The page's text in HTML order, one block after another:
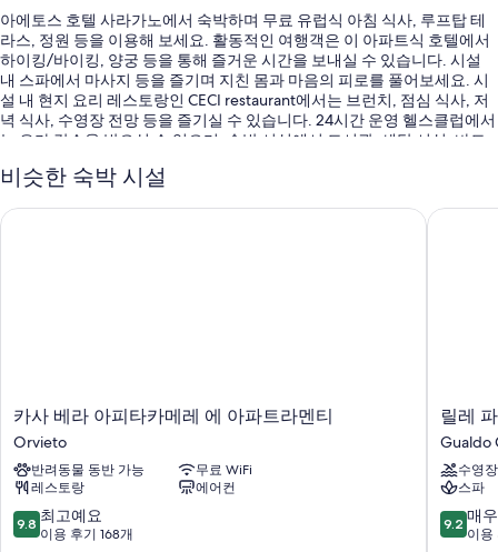
아에토스 호텔 사라가노에서 숙박하며 무료 유럽식 아침 식사, 루프탑 테
라스, 정원 등을 이용해 보세요. 활동적인 여행객은 이 아파트식 호텔에서
하이킹/바이킹, 양궁 등을 통해 즐거운 시간을 보내실 수 있습니다. 시설
내 스파에서 마사지 등을 즐기며 지친 몸과 마음의 피로를 풀어보세요. 시
설 내 현지 요리 레스토랑인 CECI restaurant에서는 브런치, 점심 식사, 저
녁 식사, 수영장 전망 등을 즐기실 수 있습니다. 24시간 운영 헬스클럽에서
는 요가 강습을 받으실 수 있으며, 숙박 시설에서 도서관, 세탁 시설, 바도
료 WiFi 등을 이용하실 수 있습니다.
다음 편의 시설 및 서비스를 함께 이용하실 수 있습니다.
아에토스 호텔 사라가노의 모든 객실에는 고객을 위한 세심한 정성이 돋보
이는 에어컨, 별도의 식사 공간 외에도 무료 WiFi, 미니바(일부 품목 무료)
같은 편의 시설 및 서비스도 마련되어 있습니다.
이 밖에 다음과 같은 편의 시설 및 서비스를 모든 객실에서 이용하실 수 있
샤워 시설, 비데 및 헤어드라이어
비슷한 숙박 시설
카
사
베
라
아
피
타
카사 베라 아피타카메레 에 아파트라멘티
Orvieto
반려동물 동반 가능
무료 WiFi
레스토랑
에어컨
10
점
9.8 최고예요
이용 후기 168개
카사 베라 아피타카메레 에 아파트라멘티
릴
레
파
라
디
소
Gualdo
릴레
Gualdo
수영장
스파
10
점
9.2 매
이용
릴레 파